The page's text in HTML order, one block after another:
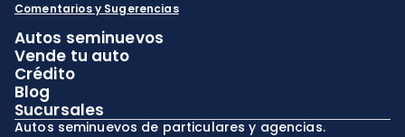
Comentarios y Sugerencias
Autos seminuevos
Vende tu auto
Crédito
Blog
Sucursales
Autos seminuevos de particulares y agencias.